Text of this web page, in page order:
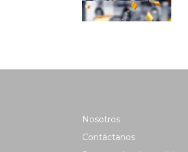
Nosotros
Contáctanos